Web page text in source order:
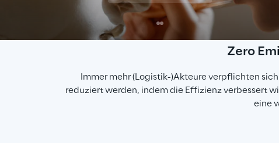
Zero
Immer mehr (Logistik-)Akteure verpflichten
reduziert werden, indem die Effizienz verbessert
eine